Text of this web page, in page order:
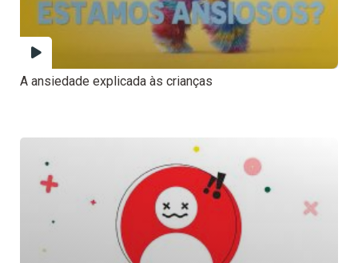
A ansiedade explicada às crianças